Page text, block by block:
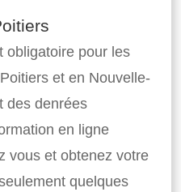
obligatoire pour les
et en Nouvelle-
des denrées
en ligne
vous et obtenez votre
quelques